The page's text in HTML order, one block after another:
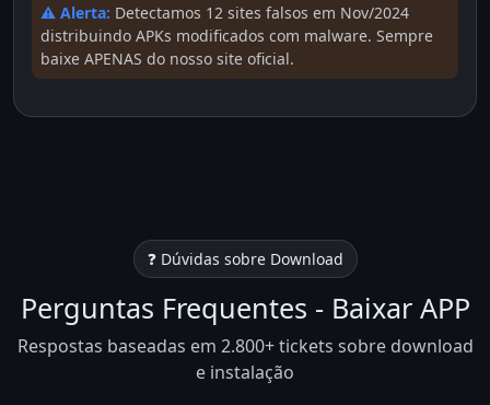
⚠️ Alerta: Detectamos 12 sites falsos em Nov/2024
distribuindo APKs modificados com malware. Sempre
baixe APENAS do nosso site oficial.
❓ Dúvidas sobre Download
Perguntas Frequentes - Baixar APP
Respostas baseadas em 2.800+ tickets sobre download
e instalação